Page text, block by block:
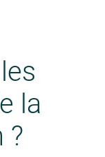
la
?